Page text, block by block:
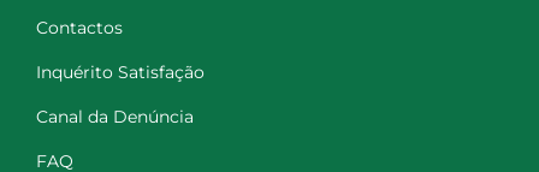
Contactos
Inquérito Satisfação
Canal da Denúncia
FAQ